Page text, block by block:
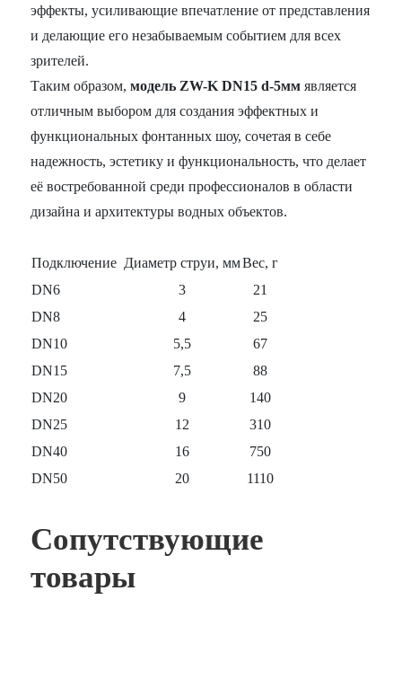
эффекты, усиливающие впечатление от представления
и делающие его незабываемым событием для всех
зрителей.
Таким образом,модель ZW-K DN15 d-5мм является
отличным выбором для создания эффектных и
функциональных фонтанных шоу, сочетая в себе
надежность, эстетику и функциональность, что делает
её востребованной среди профессионалов в области
дизайна и архитектуры водных объектов.
Подключение Диаметр струи, ммВес, г
DN6
3
21
DN8
4
25
DN10
5,5
67
DN15
7,5
88
DN20
9
140
DN25
12
310
DN40
16
750
DN50
20 1110
Сопутствующие
товары